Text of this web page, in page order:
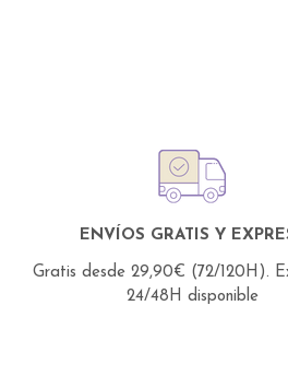
ENVÍOS GRATIS Y
Gratis desde 29,90€ (72/120H).
24/48H disponible